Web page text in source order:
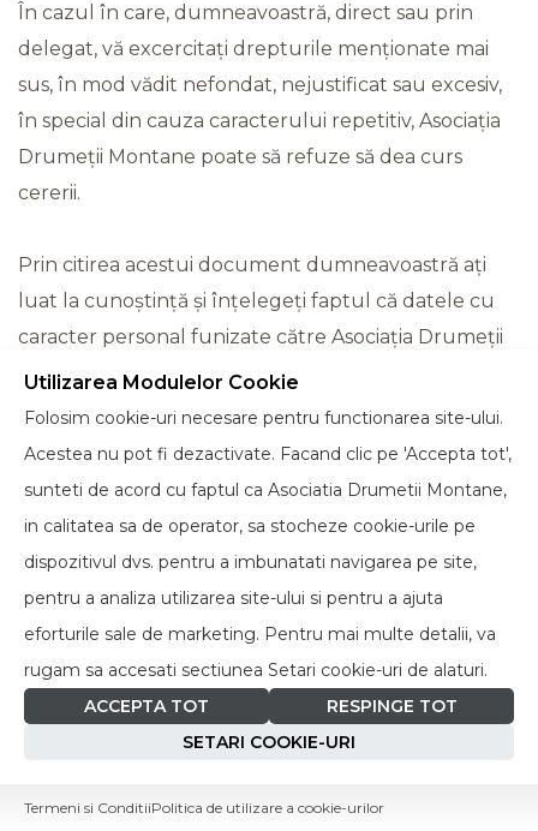
În cazul în care, dumneavoastră, direct sau prin
delegat, vă excercitați drepturile menționate mai
sus, în mod vădit nefondat, nejustificat sau excesiv,
în special din cauza caracterului repetitiv, Asociația
Drumeții Montane poate să refuze să dea curs
cererii.
Prin citirea acestui document dumneavoastră ați
luat la cunoștință și înțelegeți faptul că datele cu
caracter personal funizate către Asociația Drumeții
Montane sunt necesare pentru a participa la
proiecte/ primi informatii legate de proiecte și/sau
derularea activităților contractuale sau de
marketing.
Limitarea Răspunderii
În niciun caz Asociația Drumeții Montane nu va
răspunde nici unei părți pentru nicio daună directă,
indirectă, accidentală, specială, exemplară sau de
consecință de orice tip, legată de sau care decurge
portal ori de pe orice site sau resursă de informare la
Utilizarea Modulelor Cookie
Folosim cookie-uri necesare pentru functionarea site-ului.
Acestea nu pot fi dezactivate. Facand clic pe 'Accepta tot',
sunteti de acord cu faptul ca Asociatia Drumetii Montane,
in calitatea sa de operator, sa stocheze cookie-urile pe
dispozitivul dvs. pentru a imbunatati navigarea pe site,
pentru a analiza utilizarea site-ului si pentru a ajuta
eforturile sale de marketing. Pentru mai multe detalii, va
rugam sa accesati sectiunea Setari cookie-uri de alaturi.
ACCEPTA TOT
RESPINGE TOT
SETARI COOKIE-URI
Termeni si ConditiiPolitica de utilizare a cookie-urilor